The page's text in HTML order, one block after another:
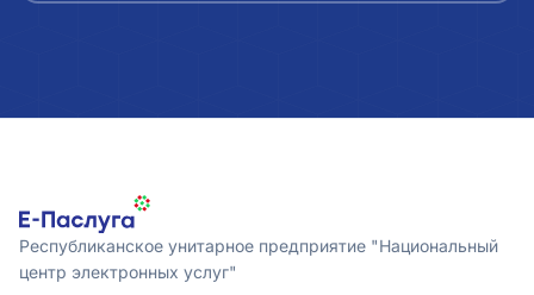
Республиканское унитарное предприятие "Национальный
центр электронных услуг"